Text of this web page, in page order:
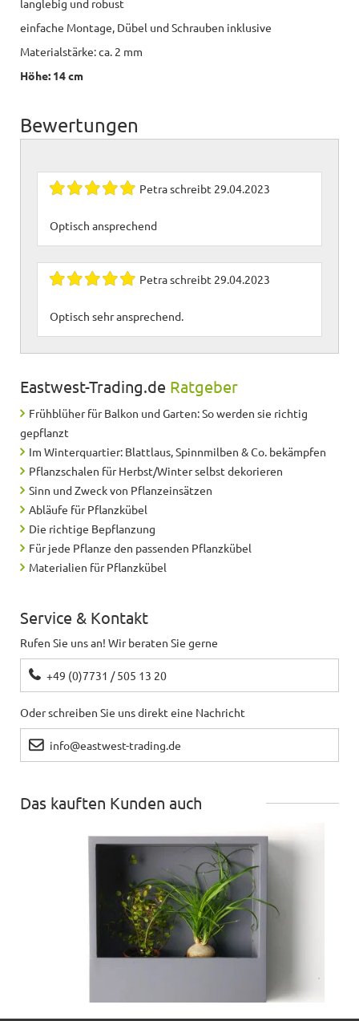
einfache Montage, Dübel und Schrauben inklusive
Materialstärke: ca. 2 mm
Höhe: 14 cm
Bewertungen
Petraschreibt 29.04.2023
Optisch ansprechend
Petraschreibt 29.04.2023
Optisch sehr ansprechend.
Eastwest-Trading.de Ratgeber
Frühblüher für Balkon und Garten: So werden sie richtig
gepflanzt
Im Winterquartier: Blattlaus, Spinnmilben & Co. bekämpfen
Pflanzschalen für Herbst/Winter selbst dekorieren
Sinn und Zweck von Pflanzeinsätzen
Abläufe für Pflanzkübel
Die richtige Bepflanzung
Für jede Pflanze den passenden Pflanzkübel
Materialien für Pflanzkübel
Service & Kontakt
Rufen Sie uns an! Wir beraten Sie gerne
+49 (0)7731 / 505 13 20
Oder schreiben Sie uns direkt eine Nachricht
info@eastwest-trading.de
Das kauften Kunden auch